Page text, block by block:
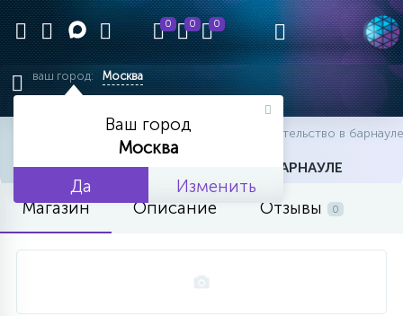
0 0 0
ваш город: Москва
Ваш город
Москва
Да
Изменить
офисы офисы представительство в барнауле
ПРЕДСТАВИТЕЛЬСТВО В БАРНАУЛЕ
Магазин Описание Отзывы 0